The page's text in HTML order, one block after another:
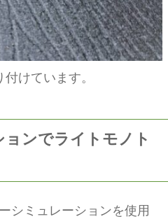
けています。
ンでライトモノト
シミュレーションを使用